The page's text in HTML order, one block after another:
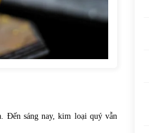
Đến sáng nay, kim loại quý vẫn